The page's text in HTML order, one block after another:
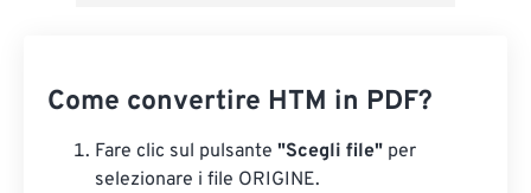
Come convertire HTM in PDF?
Fare clic sul pulsante "Scegli file" per
selezionare i file ORIGINE.